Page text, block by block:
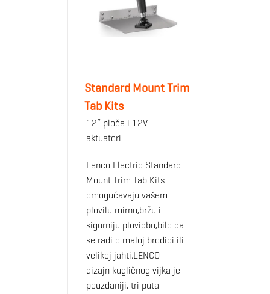
Standard Mount Trim
Tab Kits
12“ ploče i 12V
aktuatori
Lenco Electric Standard
Mount Trim Tab Kits
omogućavaju vašem
plovilu mirnu,bržu i
sigurniju plovidbu,bilo da
se radi o maloj brodici ili
velikoj jahti.LENCO
dizajn kugličnog vijka je
pouzdaniji, tri puta